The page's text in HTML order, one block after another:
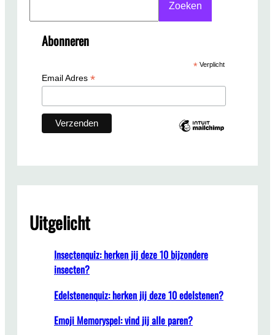
Zoeken
Abonneren
*Verplicht
Email Adres *
Uitgelicht
Insectenquiz: herken jij deze 10 bijzondere
insecten?
Edelstenenquiz: herken jij deze 10 edelstenen?
Emoji Memoryspel: vind jij alle paren?